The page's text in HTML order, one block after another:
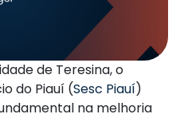
de Teresina, o
do Piauí (Sesc Piauí)
na melhoria